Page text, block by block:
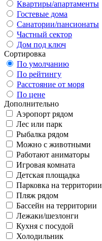
Квартиры/апартаменты
Гостевые дома
Санатории/пансионаты
Частный сектор
Дом под ключ
Сортировка
По умолчанию
По рейтингу
Расстояние от моря
По цене
Дополнительно
Аэропорт рядом
Лес или парк
Рыбалка рядом
Можно с животными
Работают аниматоры
Игровая комната
Детская площадка
Парковка на территории
Пляж рядом
Бассейн на территории
Лежаки/шезлонги
Кухня с посудой
Холодильник